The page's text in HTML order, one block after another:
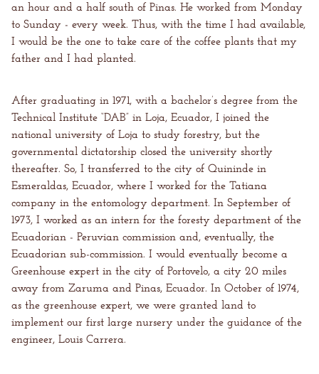
an hour and a half south of Pinas. He worked from Monday
to Sunday - every week. Thus, with the time I had available,
I would be the one to take care of the coffee plants that my
father and I had planted.
After graduating in 1971, with a bachelor’s degree from the
Technical Institute “DAB” in Loja, Ecuador, I joined the
national university of Loja to study forestry, but the
governmental dictatorship closed the university shortly
thereafter. So, I transferred to the city of Quininde in
Esmeraldas, Ecuador, where I worked for the Tatiana
company in the entomology department. In September of
1973, I worked as an intern for the foresty department of the
Ecuadorian - Peruvian commission and, eventually, the
Ecuadorian sub-commission. I would eventually become a
Greenhouse expert in the city of Portovelo, a city 20 miles
away from Zaruma and Pinas, Ecuador. In October of 1974,
as the greenhouse expert, we were granted land to
implement our first large nursery under the guidance of the
engineer, Louis Carrera.